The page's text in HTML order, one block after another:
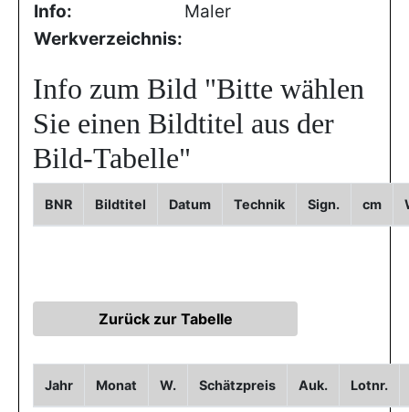
Info:
Maler
Werkverzeichnis:
Info zum Bild "Bitte wählen
Sie einen Bildtitel aus der
Bild-Tabelle"
BNR Bildtitel Datum Technik Sign. cm
Jahr Monat W. Schätzpreis Auk. Lotnr.